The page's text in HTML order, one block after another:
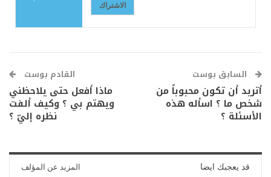
الاشتراك
السابق بوست
أتريد أن تكون محبوباً من
شخص ما ؟ اسأله هذه
الأسئلة ؟
القادم بوست
ماذا أفعل حتى يلاحظني
ويهتم بي ؟ وكيف ألفت
نظره إليّ ؟
قد يعجبك ايضا المزيد عن المؤلف